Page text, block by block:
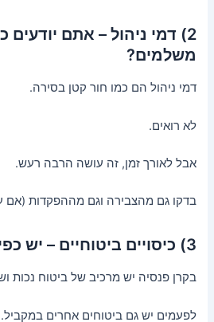
2) דמי ניהול – אתם
משלמים?
דמי ניהול הם כמו חור קטן בסירה.
לא רואים.
אבל לאורך זמן, זה עושה הרבה רעש.
בדקו גם מהצבירה וגם מההפקדות (אם
3) כיסויים ביטוחיים – יש כפילויות או חוסרים?
בקרן פנסיה יש מרכיב של ביטוח נכות
לפעמים יש גם ביטוחים אחרים במקביל.